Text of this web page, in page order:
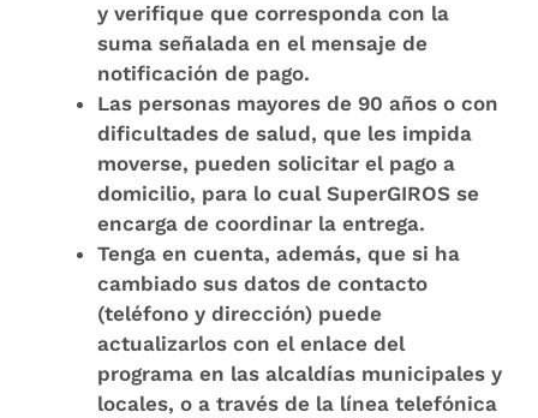
y verifique que corresponda con la
suma señalada en el mensaje de
notificación de pago.
Las personas mayores de 90 años o con
dificultades de salud, que les impida
moverse, pueden solicitar el pago a
domicilio, para lo cual SuperGIROS se
encarga de coordinar la entrega.
Tenga en cuenta, además, que si ha
cambiado sus datos de contacto
(teléfono y dirección) puede
actualizarlos con el enlace del
programa en las alcaldías municipales y
locales, o a través de la línea telefónica